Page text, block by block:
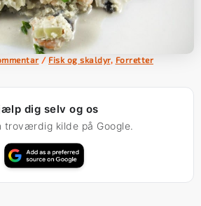
/ Fisk og skaldyr, Forretter
dig selv og os
troværdig kilde på Google.